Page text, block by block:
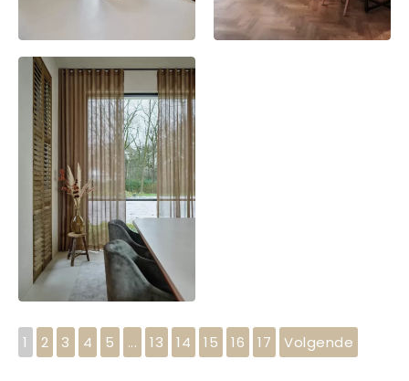
1 2 3 4 5 ... 13 14 15 16 17 Volgende